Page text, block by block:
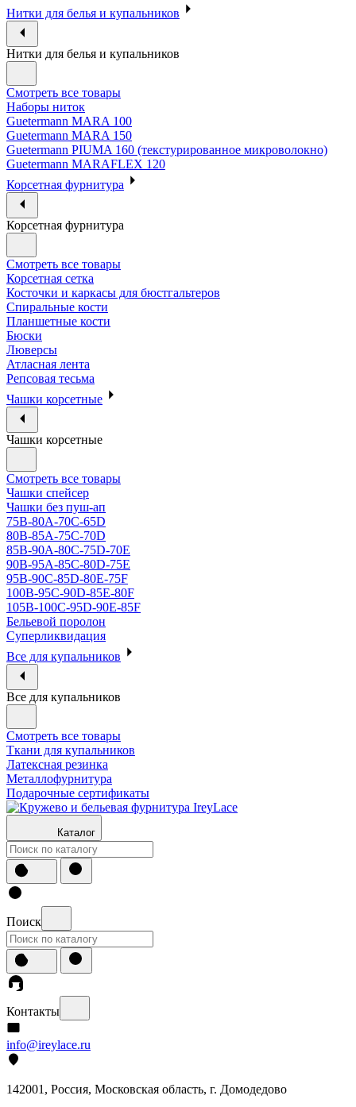
Нитки для белья и купальников
Нитки для белья и купальников
Смотреть все товары
Наборы ниток
Guetermann MARA 100
Guetermann MARA 150
Guetermann PIUMA 160 (текстурированное микроволокно)
Guetermann MARAFLEX 120
Корсетная фурнитура
Корсетная фурнитура
Смотреть все товары
Корсетная сетка
Косточки и каркасы для бюстгальтеров
Спиральные кости
Планшетные кости
Бюски
Люверсы
Атласная лента
Репсовая тесьма
Чашки корсетные
Чашки корсетные
Смотреть все товары
Чашки спейсер
Чашки без пуш-ап
75В-80А-70С-65D
80В-85А-75С-70D
85В-90А-80С-75D-70E
90B-95A-85C-80D-75E
95B-90C-85D-80E-75F
100B-95C-90D-85E-80F
105B-100C-95D-90E-85F
Бельевой поролон
Суперликвидация
Все для купальников
Все для купальников
Смотреть все товары
Ткани для купальников
Латексная резинка
Металлофурнитура
Подарочные сертификаты
Каталог
Поиск
Контакты
info@ireylace.ru
142001 , Россия, Московская область, г. Домодедово